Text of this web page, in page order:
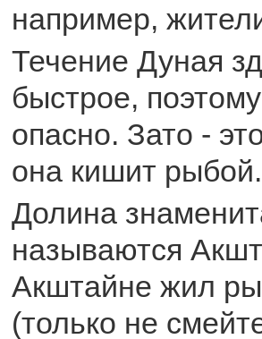
например,
Течение Дуная
быстрое,
опасно. Зато -
она кишит рыбой.
Долина
называются
Акштайне жил
(только не